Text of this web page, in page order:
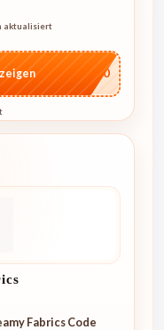
aktualisiert
…NT10
Fabrics Code